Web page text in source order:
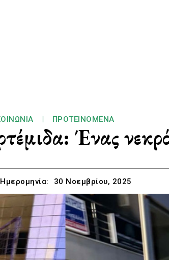
ΠΡΟΤΕΙΝΌΜΕΝΑ
Ένας
Ημερομηνία: 30 Νοεμβρίου, 2025